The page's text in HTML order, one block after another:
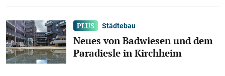
Städtebau
Neues von Badwiesen und dem
Paradiesle in Kirchheim